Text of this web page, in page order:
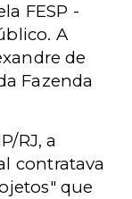
FESP -
A
de
Fazenda
RJ, a
contratava
que